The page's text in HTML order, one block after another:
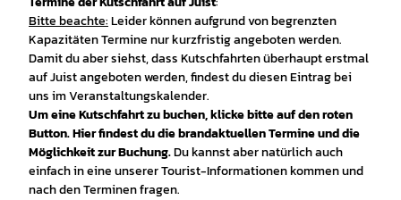
Bitte beachte:Leider können aufgrund von begrenzten
Kapazitäten Termine nur kurzfristig angeboten werden.
Damit du aber siehst, dass Kutschfahrten überhaupt erstmal
auf Juist angeboten werden, findest du diesen Eintrag bei
uns im Veranstaltungskalender.
Um eine Kutschfahrt zu buchen, klicke bitte auf den roten
Button. Hier findest du die brandaktuellen Termine und die
Möglichkeit zur Buchung.Du kannst aber natürlich auch
einfach in eine unserer Tourist-Informationen kommen und
nach den Terminen fragen.